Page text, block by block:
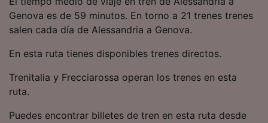
Genova es de 59 minutos. En torno a 21 trenes trenes
salen cada día de Alessandria a Genova.
En esta ruta tienes disponibles trenes directos.
Trenitalia y Frecciarossa operan los trenes en esta
ruta.
Puedes encontrar billetes de tren en esta ruta desde
precisa. Analizar activamente las
características del dispositivo para su
identificación. Almacenar la información en un
contenido personalizados, medición de
audiencia y desarrollo de servicios.